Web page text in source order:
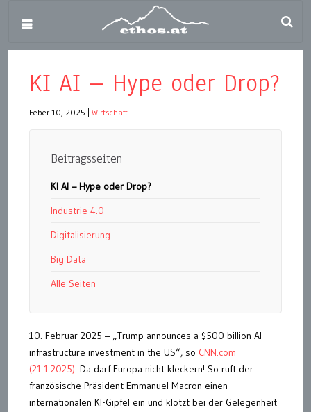
KI AI – Hype oder Drop?
Feber 10, 2025 Wirtschaft
Beitragsseiten
KI AI – Hype oder Drop?
Industrie 4.0
Digitalisierung
Big Data
Alle Seiten
10. Februar 2025 – „Trump announces a $500 billion AI
infrastructure investment in the US“, so CNN.com
(21.1.2025). Da darf Europa nicht kleckern! So ruft der
französische Präsident Emmanuel Macron einen
internationalen KI-Gipfel ein und klotzt bei der Gelegenheit